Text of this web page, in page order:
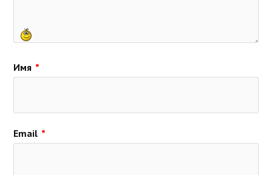
Имя *
Email *